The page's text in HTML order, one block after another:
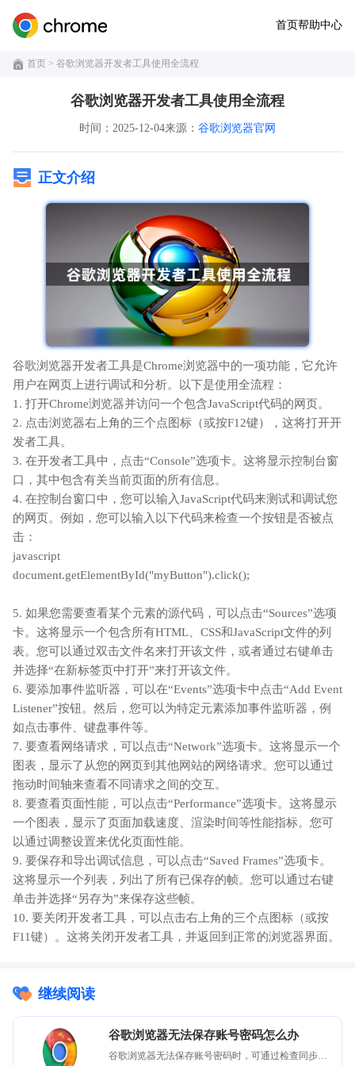
首页帮助中心
首页 > 谷歌浏览器开发者工具使用全流程
谷歌浏览器开发者工具使用全流程
时间：2025-12-04来源： 谷歌浏览器官网
正文介绍
谷歌浏览器开发者工具是Chrome浏览器中的一项功能，它允许
用户在网页上进行调试和分析。以下是使用全流程：
1. 打开Chrome浏览器并访问一个包含JavaScript代码的网页。
2. 点击浏览器右上角的三个点图标（或按F12键），这将打开开
发者工具。
3. 在开发者工具中，点击“Console”选项卡。这将显示控制台窗
口，其中包含有关当前页面的所有信息。
4. 在控制台窗口中，您可以输入JavaScript代码来测试和调试您
的网页。例如，您可以输入以下代码来检查一个按钮是否被点
击：
javascript
document.getElementById("myButton").click();
5. 如果您需要查看某个元素的源代码，可以点击“Sources”选项
卡。这将显示一个包含所有HTML、CSS和JavaScript文件的列
表。您可以通过双击文件名来打开该文件，或者通过右键单击
并选择“在新标签页中打开”来打开该文件。
6. 要添加事件监听器，可以在“Events”选项卡中点击“Add Event
Listener”按钮。然后，您可以为特定元素添加事件监听器，例
如点击事件、键盘事件等。
7. 要查看网络请求，可以点击“Network”选项卡。这将显示一个
图表，显示了从您的网页到其他网站的网络请求。您可以通过
拖动时间轴来查看不同请求之间的交互。
8. 要查看页面性能，可以点击“Performance”选项卡。这将显示
一个图表，显示了页面加载速度、渲染时间等性能指标。您可
以通过调整设置来优化页面性能。
9. 要保存和导出调试信息，可以点击“Saved Frames”选项卡。
这将显示一个列表，列出了所有已保存的帧。您可以通过右键
单击并选择“另存为”来保存这些帧。
10. 要关闭开发者工具，可以点击右上角的三个点图标（或按
F11键）。这将关闭开发者工具，并返回到正常的浏览器界面。
继续阅读
谷歌浏览器无法保存账号密码怎么办
谷歌浏览器无法保存账号密码时，可通过检查同步设